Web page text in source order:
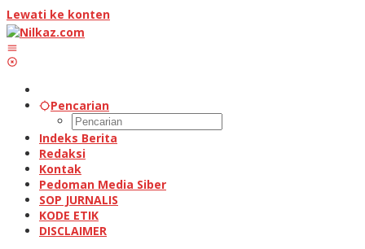
Lewati ke konten
Pencarian
Indeks Berita
Redaksi
Kontak
Pedoman Media Siber
SOP JURNALIS
KODE ETIK
DISCLAIMER